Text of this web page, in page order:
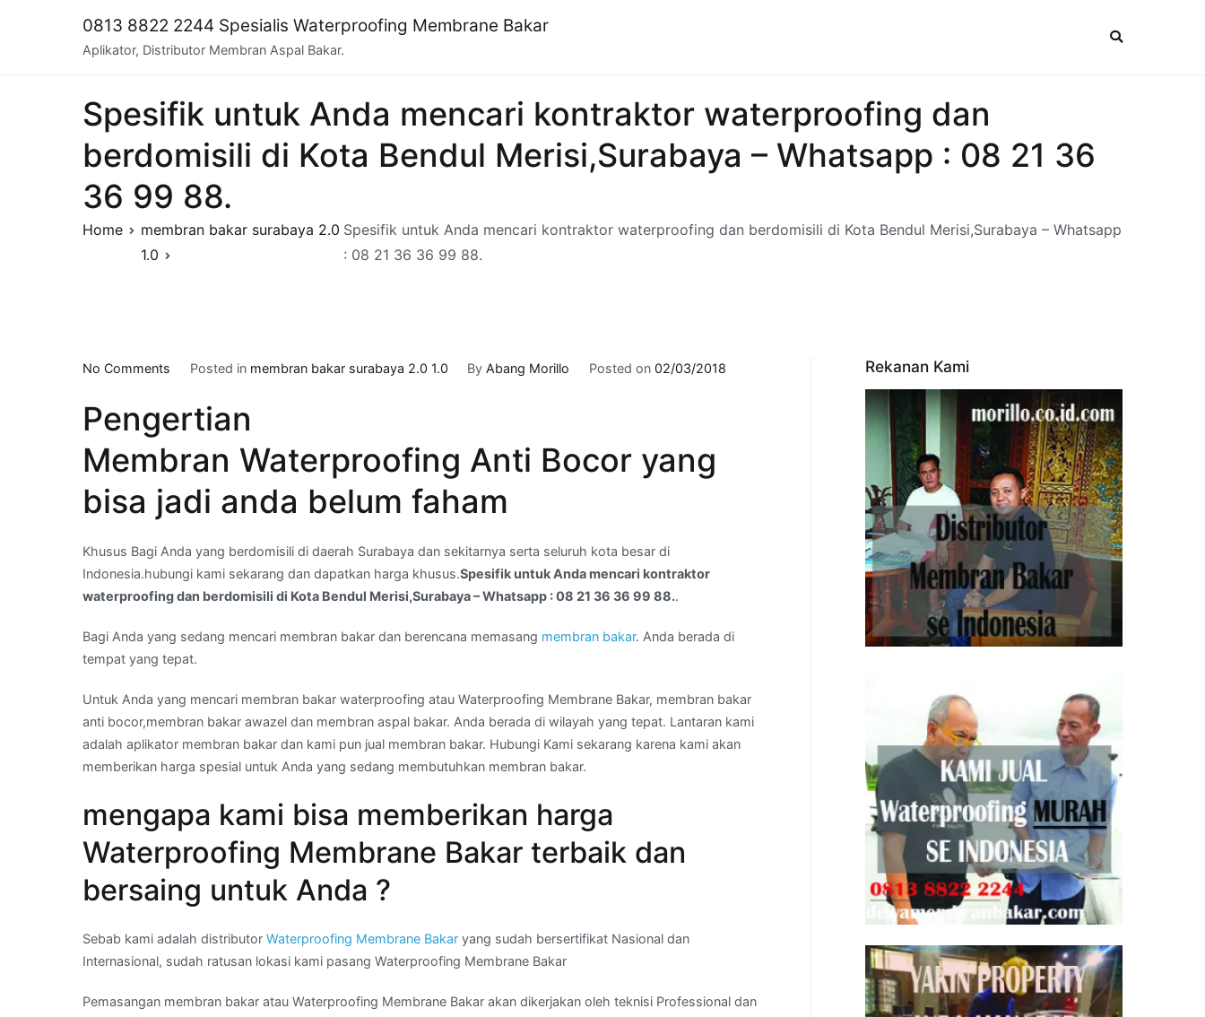
0813 8822 2244 Spesialis Waterproofing Membrane Bakar
Aplikator, Distributor Membran Aspal Bakar.
Spesifik untuk Anda mencari kontraktor waterproofing dan
berdomisili di Kota Bendul Merisi,Surabaya – Whatsapp : 08 21 36
36 99 88.
Home
membran bakar surabaya 2.0
1.0
Spesifik untuk Anda mencari kontraktor waterproofing dan berdomisili di Kota Bendul Merisi,Surabaya – Whatsapp
: 08 21 36 36 99 88.
No Comments
untuk
Anda
mencari
waterproofing
berdomisili
di
Kota
Merisi,Surabaya
–
:
08
21
36
99
Posted in membran bakar surabaya 2.0 1.0 ByAbang Morillo Posted on 02/03/2018
Pengertian
Membran Waterproofing Anti Bocor yang
bisa jadi anda belum faham
Khusus Bagi Anda yang berdomisili di daerah Surabaya dan sekitarnya serta seluruh kota besar di
Indonesia.hubungi kami sekarang dan dapatkan harga khusus.Spesifik untuk Anda mencari kontraktor
waterproofing dan berdomisili di Kota Bendul Merisi,Surabaya – Whatsapp : 08 21 36 36 99 88..
Bagi Anda yang sedang mencari membran bakar dan berencana memasang membran bakar. Anda berada di
tempat yang tepat.
Untuk Anda yang mencari membran bakar waterproofing atau Waterproofing Membrane Bakar, membran bakar
anti bocor,membran bakar awazel dan membran aspal bakar. Anda berada di wilayah yang tepat. Lantaran kami
adalah aplikator membran bakar dan kami pun jual membran bakar. Hubungi Kami sekarang karena kami akan
memberikan harga spesial untuk Anda yang sedang membutuhkan membran bakar.
mengapa kami bisa memberikan harga
Waterproofing Membrane Bakar terbaik dan
bersaing untuk Anda ?
Sebab kami adalah distributor Waterproofing Membrane Bakar yang sudah bersertifikat Nasional dan
Internasional, sudah ratusan lokasi kami pasang Waterproofing Membrane Bakar
Pemasangan membran bakar atau Waterproofing Membrane Bakar akan dikerjakan oleh teknisi Professional dan
Rekanan Kami